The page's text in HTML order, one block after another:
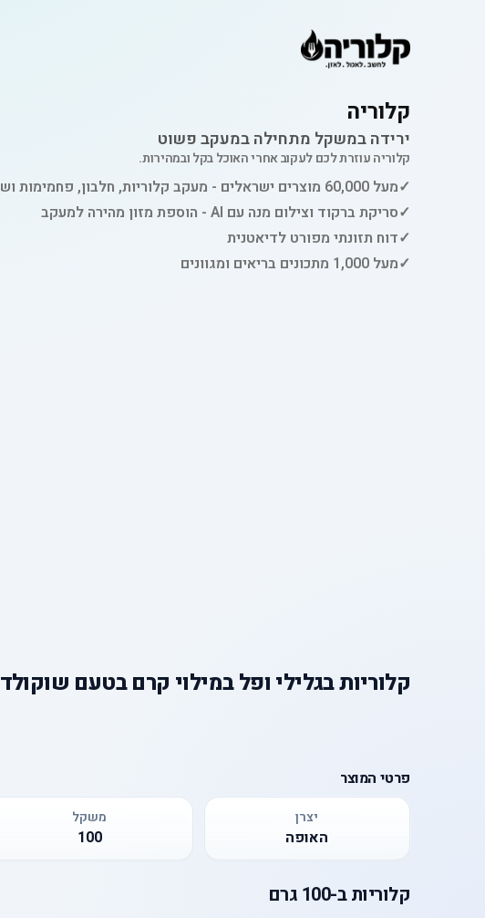
קלוריה
ירידה במשקל מתחילה במעקב פשוט
קלוריה עוזרת לכם לעקוב אחרי האוכל בקל ובמהירות.
✓מעל 60,000 מוצרים ישראלים - מעקב קלוריות, חלבון, פחמימות ושומן
✓סריקת ברקוד וצילום מנה עם AI - הוספת מזון מהירה למעקב
✓דוח תזונתי מפורט לדיאטנית
✓מעל 1,000 מתכונים בריאים ומגוונים
קלוריותבגלילי ופל במילוי קרם בטעם שוקולד
פרטי המוצר
יצרן
האופה
משקל
100
קלוריותב-100 גרם